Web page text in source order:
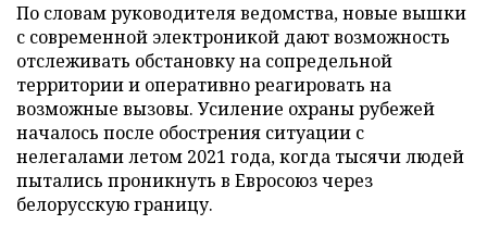
По словам руководителя ведомства, новые вышки
с современной электроникой дают возможность
отслеживать обстановку на сопредельной
территории и оперативно реагировать на
возможные вызовы. Усиление охраны рубежей
началось после обострения ситуации с
нелегалами летом 2021 года, когда тысячи людей
пытались проникнуть в Евросоюз через
белорусскую границу.